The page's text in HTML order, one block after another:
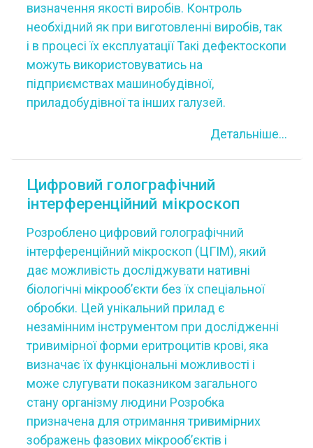
визначення якості виробів. Контроль
необхідний як при виготовленні виробів, так
і в процесі їх експлуатації Такі дефектоскопи
можуть використовуватись на
підприємствах машинобудівної,
приладобудівної та інших галузей.
Детальніше...
Цифровий голографічний
інтерференційний мікроскоп
Розроблено цифровий голографічний
інтерференційний мікроскоп (ЦГІМ), який
дає можливість досліджувати нативні
біологічні мікрооб’єкти без їх спеціальної
обробки. Цей унікальний прилад є
незамінним інструментом при дослідженні
тривимірної форми еритроцитів крові, яка
визначає їх функціональні можливості і
може слугувати показником загального
стану організму людини Розробка
призначена для отримання тривимірних
зображень фазових мікрооб’єктів і